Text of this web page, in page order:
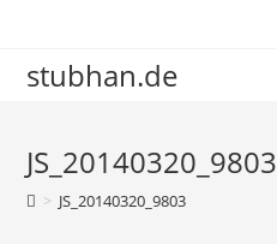
springen
stubhan.de
JS_20140320_9803
> JS_20140320_9803